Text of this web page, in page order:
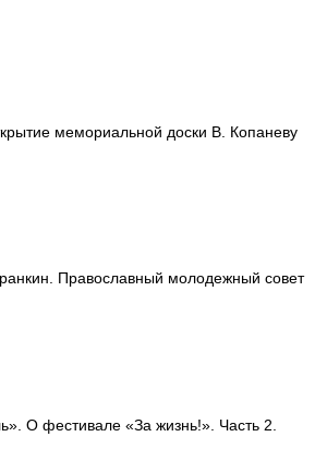
мемориальной доски В. Копаневу
Православный молодежный совет
О фестивале «За жизнь!». Часть 2.